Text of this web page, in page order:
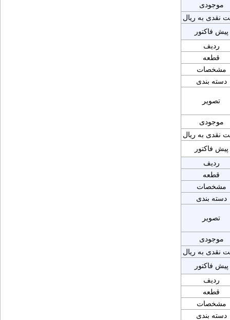
موجودی
نقدی به ریال
پیش فاکتور
ردیف
قطعه
مشخصات
دسته بندی
تصویر
موجودی
نقدی به ریال
پیش فاکتور
ردیف
قطعه
مشخصات
دسته بندی
تصویر
موجودی
نقدی به ریال
پیش فاکتور
ردیف
قطعه
مشخصات
دسته بندی